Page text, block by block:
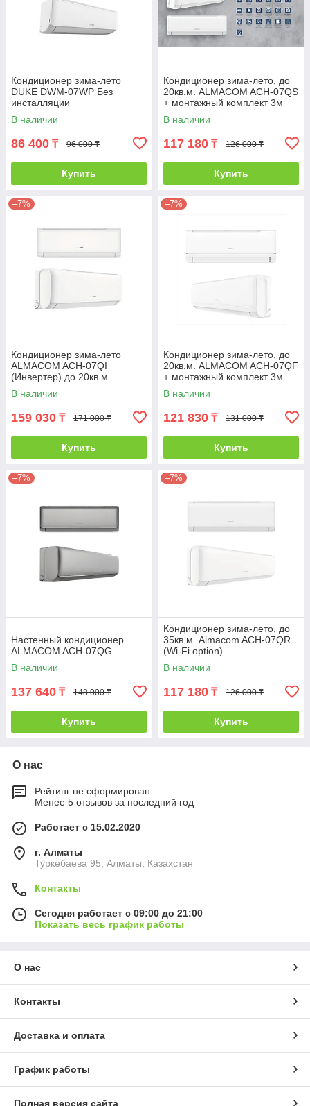
Кондиционер зима-лето
DUKE DWM-07WP Без
инсталляции
В наличии
86 400 ₸ 96 000 ₸
Купить
Кондиционер зима-лето, до
20кв.м. ALMACOM ACH-07QS
+ монтажный комплект 3м
Wi-Fi
В наличии
117 180 ₸ 126 000 ₸
Купить
–7%
Кондиционер зима-лето
ALMACOM ACH-07QI
(Инвертер) до 20кв.м
В наличии
159 030 ₸ 171 000 ₸
Купить
–7%
Кондиционер зима-лето, до
20кв.м. ALMACOM ACH-07QF
+ монтажный комплект 3м
В наличии
121 830 ₸ 131 000 ₸
Купить
–7%
Настенный кондиционер
ALMACOM ACH-07QG
В наличии
137 640 ₸ 148 000 ₸
Купить
–7%
Кондиционер зима-лето, до
35кв.м. Almacom ACH-07QR
(Wi-Fi option)
В наличии
117 180 ₸ 126 000 ₸
Купить
О нас
Рейтинг не сформирован
Менее 5 отзывов за последний год
Работает с 15.02.2020
г. Алматы
Туркебаева 95, Алматы, Казахстан
Контакты
Сегодня работает с 09:00 до 21:00
Показать весь график работы
О нас
Контакты
Доставка и оплата
График работы
Полная версия сайта